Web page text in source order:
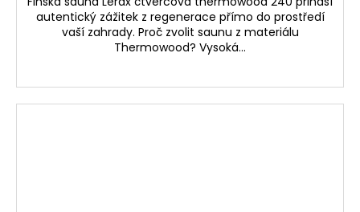
autentický zážitek z regenerace přímo do prostředí
vaší zahrady. Proč zvolit saunu z materiálu
Thermowood? Vysoká...